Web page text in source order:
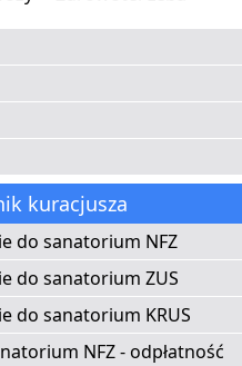
kuracjusza
do sanatorium NFZ
do sanatorium ZUS
do sanatorium KRUS
NFZ - odpłatność